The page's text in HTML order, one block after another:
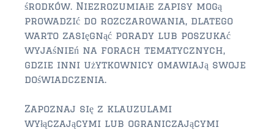
środków. Niezrozumiałe zapisy mogą
prowadzić do rozczarowania, dlatego
warto zasięgnąć porady lub poszukać
wyjaśnień na forach tematycznych,
gdzie inni użytkownicy omawiają swoje
doświadczenia.
Zapoznaj się z klauzulami
wyłączającymi lub ograniczającymi